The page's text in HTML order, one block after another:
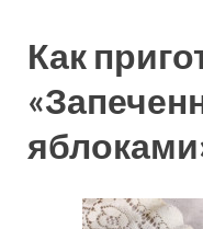
Как